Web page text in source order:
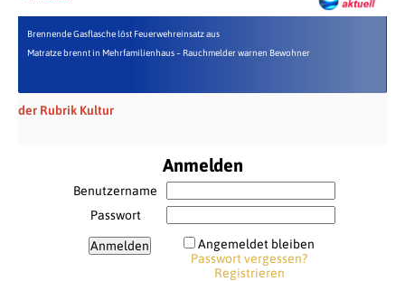
Brennende Gasflasche löst Feuerwehreinsatz aus
Matratze brennt in Mehrfamilienhaus – Rauchmelder warnen Bewohner
der Rubrik Kultur
Anmelden
Benutzername
Passwort
Angemeldet bleiben
Passwort vergessen?
Registrieren